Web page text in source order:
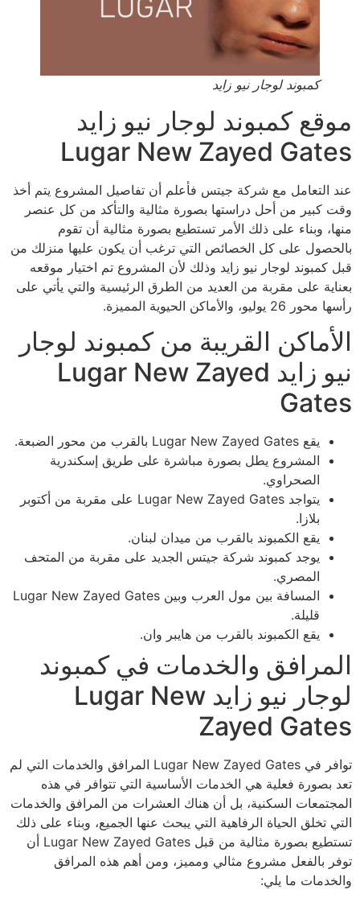
كمبوند لوجار نيو زايد
موقع كمبوند لوجار نيو زايد
Lugar New Zayed Gates
عند التعامل مع شركة جيتس فأعلم أن تفاصيل المشروع يتم أخذ
وقت كبير من أحل دراستها بصورة مثالية والتأكد من كل عنصر
منها، وبناء على ذلك الأمر تستطيع بصورة مثالية أن تقوم
بالحصول على كل الخصائص التي ترغب أن يكون عليها منزلك من
قبل كمبوند لوجار نيو زايد وذلك لأن المشروع تم اختيار موقعه
بعناية على مقربة من العديد من الطرق الرئيسية والتي يأتي على
رأسها محور 26 يوليو، والأماكن الحيوية المميزة.
الأماكن القريبة من كمبوند لوجار
نيو زايد Lugar New Zayed
Gates
يقع Lugar New Zayed Gates بالقرب من محور الضبعة.
المشروع يطل بصورة مباشرة على طريق إسكندرية
الصحراوي.
يتواجد Lugar New Zayed Gates على مقربة من أكتوبر
بلازا.
يقع الكمبوند بالقرب من ميدان لبنان.
يوجد كمبوند شركة جيتس الجديد على مقربة من المتحف
المصري.
المسافة بين مول العرب وبين Lugar New Zayed Gates
قليلة.
يقع الكمبوند بالقرب من هايبر وان.
المرافق والخدمات في كمبوند
لوجار نيو زايد Lugar New
Zayed Gates
توافر في Lugar New Zayed Gates المرافق والخدمات التي لم
تعد بصورة فعلية هي الخدمات الأساسية التي تتوافر في هذه
المجتمعات السكنية، بل أن هناك العشرات من المرافق والخدمات
التي تخلق الحياة الرفاهية التي يبحث عنها الجميع، وبناء على ذلك
تستطيع بصورة مثالية من قبل Lugar New Zayed Gates أن
توفر بالفعل مشروع مثالي ومميز، ومن أهم هذه المرافق
والخدمات ما يلي: